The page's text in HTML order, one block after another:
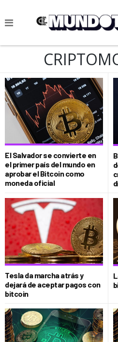
NOTICIAS
CIENCIA Y TECNOLOGÍA
VIDA
SOCIEDAD
CULTURIZANDO.COM
El Salvador se convierte en
el primer país del mundo en
aprobar el Bitcoin como
moneda oficial
Tesla da marcha atrás y
dejará de aceptar pagos con
bitcoin